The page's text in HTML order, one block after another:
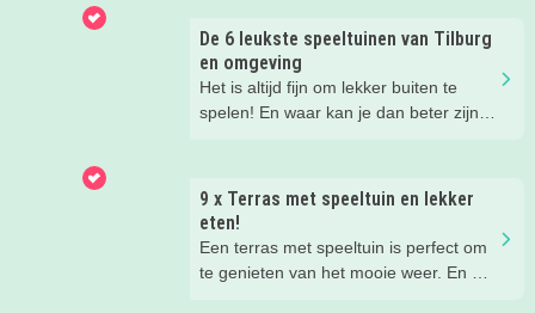
afwisseling. Daarom hebben wij voor
jou onze favoriete kinderboerderijen op
een rijtje gezet. Lees je mee?
De 6 leukste speeltuinen van Tilburg
en omgeving
Het is altijd fijn om lekker buiten te
spelen! En waar kan je dan beter zijn
voor je op een rij gezet.
9 x Terras met speeltuin en lekker
eten!
Een terras met speeltuin is perfect om
te genieten van het mooie weer. En om